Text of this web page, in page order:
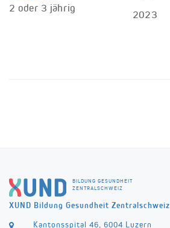
2 oder 3 jährig
2023
BILDUNG GESUNDHEIT
ZENTRALSCHWEIZ
XUND Bildung Gesundheit Zentralschweiz
Kantonsspital 46, 6004 Luzern